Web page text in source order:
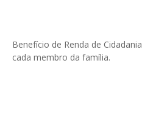
Benefício de Renda de
cada membro da família.